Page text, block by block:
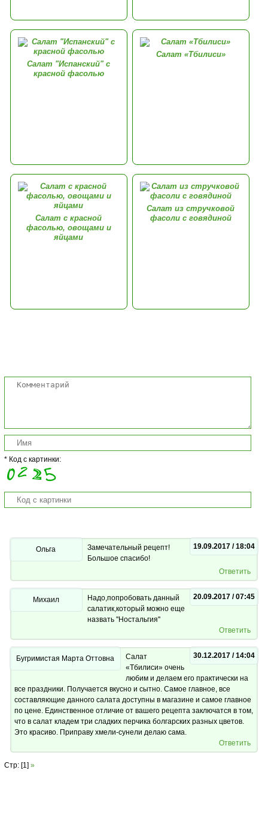
Салат "Испанский" с
красной фасолью
Салат «Тбилиси»
Салат с красной
фасолью, овощами и
яйцами
Салат из стручковой
фасоли с говядиной
* Код с картинки:
19.09.2017 / 18:04
Ольга
Замечательный рецепт!
Большое спасибо!
Ответить
20.09.2017 / 07:45
Михаил
Надо,попробовать данный
салатик,который можно еще
назвать ''Ностальгия''
Ответить
30.12.2017 / 14:04
Бугримистая Марта Оттовна
Салат
«Тбилиси» очень
любим и делаем его практически на
все праздники. Получается вкусно и сытно. Самое главное, все
составляющие данного салата доступны в магазине и самое главное
по цене. Единственное отличие от вашего рецепта заключатся в том,
что в салат кладем три сладких перчика болгарских разных цветов.
Это красиво. Приправу хмели-сунели делаю сама.
Ответить
Стр: [1] »